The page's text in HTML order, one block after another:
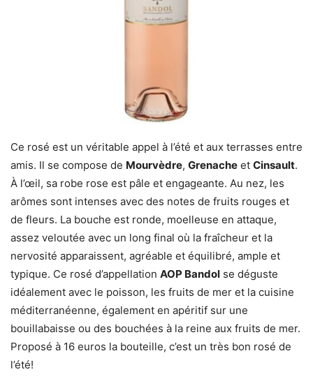
Ce rosé est un véritable appel à l’été et aux terrasses entre
amis. Il se compose de Mourvèdre, Grenache et Cinsault.
À l’œil, sa robe rose est pâle et engageante. Au nez, les
arômes sont intenses avec des notes de fruits rouges et
de fleurs. La bouche est ronde, moelleuse en attaque,
assez veloutée avec un long final où la fraîcheur et la
nervosité apparaissent, agréable et équilibré, ample et
typique. Ce rosé d’appellation AOP Bandol se déguste
idéalement avec le poisson, les fruits de mer et la cuisine
méditerranéenne, également en apéritif sur une
bouillabaisse ou des bouchées à la reine aux fruits de mer.
Proposé à 16 euros la bouteille, c’est un très bon rosé de
l’été!